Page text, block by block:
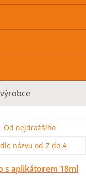
Od nejdražšího
názvu od Z do A
s aplikátorem 18ml